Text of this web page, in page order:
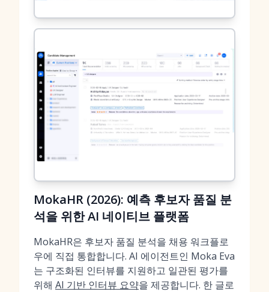
MokaHR (2026): 예측 후보자 품질 분
석을 위한 AI 네이티브 플랫폼
MokaHR은 후보자 품질 분석을 채용 워크플로
우에 직접 통합합니다. AI 에이전트인 Moka Eva
는 구조화된 인터뷰를 지원하고 일관된 평가를
위해 AI 기반 인터뷰 요약을 제공합니다. 한 글로